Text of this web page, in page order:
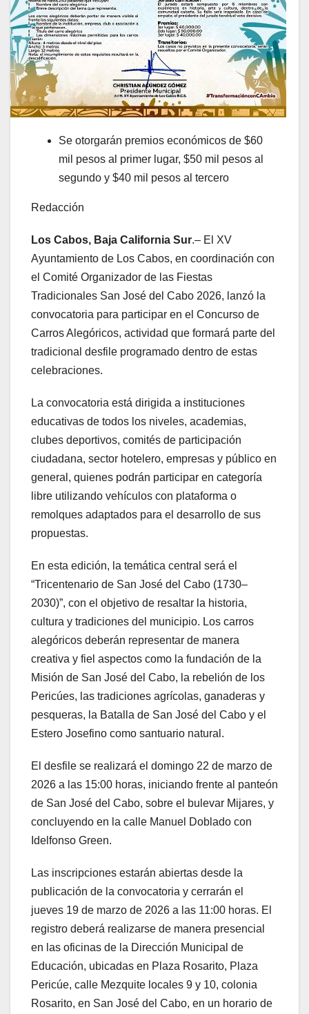
Se otorgarán premios económicos de $60
mil pesos al primer lugar, $50 mil pesos al
segundo y $40 mil pesos al tercero
Redacción
Los Cabos, Baja California Sur.– El XV
Ayuntamiento de Los Cabos, en coordinación con
el Comité Organizador de las Fiestas
Tradicionales San José del Cabo 2026, lanzó la
convocatoria para participar en el Concurso de
Carros Alegóricos, actividad que formará parte del
tradicional desfile programado dentro de estas
celebraciones.
La convocatoria está dirigida a instituciones
educativas de todos los niveles, academias,
clubes deportivos, comités de participación
ciudadana, sector hotelero, empresas y público en
general, quienes podrán participar en categoría
libre utilizando vehículos con plataforma o
remolques adaptados para el desarrollo de sus
propuestas.
En esta edición, la temática central será el
“Tricentenario de San José del Cabo (1730–
2030)”, con el objetivo de resaltar la historia,
cultura y tradiciones del municipio. Los carros
alegóricos deberán representar de manera
creativa y fiel aspectos como la fundación de la
Misión de San José del Cabo, la rebelión de los
Pericúes, las tradiciones agrícolas, ganaderas y
pesqueras, la Batalla de San José del Cabo y el
Estero Josefino como santuario natural.
El desfile se realizará el domingo 22 de marzo de
2026 a las 15:00 horas, iniciando frente al panteón
de San José del Cabo, sobre el bulevar Mijares, y
concluyendo en la calle Manuel Doblado con
Idelfonso Green.
Las inscripciones estarán abiertas desde la
publicación de la convocatoria y cerrarán el
jueves 19 de marzo de 2026 a las 11:00 horas. El
registro deberá realizarse de manera presencial
en las oficinas de la Dirección Municipal de
Educación, ubicadas en Plaza Rosarito, Plaza
Pericúe, calle Mezquite locales 9 y 10, colonia
Rosarito, en San José del Cabo, en un horario de